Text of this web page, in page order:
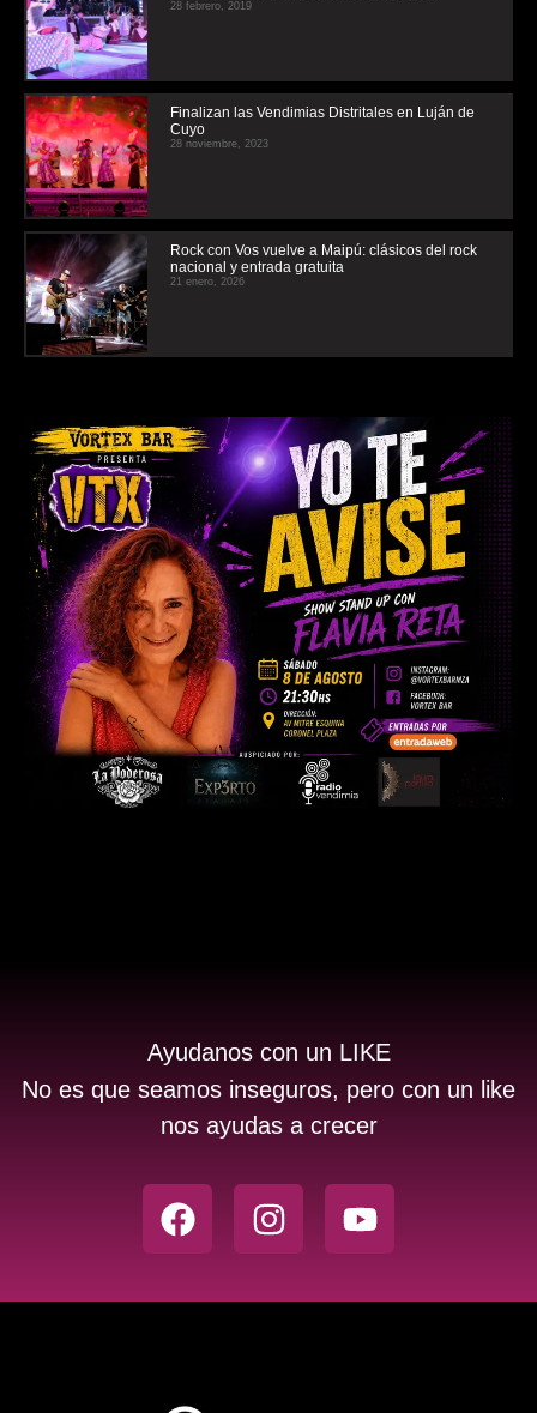
28 febrero, 2019
Finalizan las Vendimias Distritales en Luján de
Cuyo
28 noviembre, 2023
Rock con Vos vuelve a Maipú: clásicos del rock
nacional y entrada gratuita
21 enero, 2026
Ayudanos con un LIKE
No es que seamos inseguros, pero con un like
nos ayudas a crecer